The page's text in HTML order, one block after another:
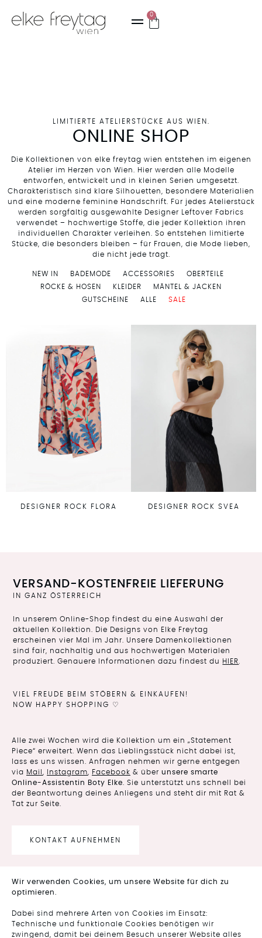
Wir verwenden Cookies, um unsere Website für dich zu
optimieren.
Dabei sind mehrere Arten von Cookies im Einsatz:
Technische und funktionale Cookies benötigen wir
zwingend, damit bei deinem Besuch unserer Website alles
0
LIMITIERTE ATELIERSTÜCKE AUS WIEN.
ONLINE SHOP
Die Kollektionen von elke freytag wien entstehen im eigenen
Atelier im Herzen von Wien. Hier werden alle Modelle
entworfen, entwickelt und in kleinen Serien umgesetzt.
Charakteristisch sind klare Silhouetten, besondere Materialien
und eine moderne feminine Handschrift. Für jedes Atelierstück
werden sorgfältig ausgewählte Designer Leftover Fabrics
verwendet – hochwertige Stoffe, die jeder Kollektion ihren
individuellen Charakter verleihen. So entstehen limitierte
Stücke, die besonders bleiben – für Frauen, die Mode lieben,
die nicht jede trägt.
NEW IN BADEMODE ACCESSORIES
OBERTEILE
RÖCKE & HOSEN
KLEIDER
MÄNTEL & JACKEN
GUTSCHEINE
ALLE SALE
DESIGNER ROCK FLORA DESIGNER ROCK SVEA
VERSAND-KOSTENFREIE LIEFERUNG
IN GANZ ÖSTERREICH
In unserem Online-Shop findest du eine Auswahl der
aktuellen Kollektion. Die Designs von Elke Freytag
erscheinen vier Mal im Jahr. Unsere Damenkollektionen
sind fair, nachhaltig und aus hochwertigen Materialen
produziert. Genauere Informationen dazu findest du HIER.
VIEL FREUDE BEIM STÖBERN & EINKAUFEN!
NOW HAPPY SHOPPING ♡
Alle zwei Wochen wird die Kollektion um ein „Statement
Piece“ erweitert. Wenn das Lieblingsstück nicht dabei ist,
lass es uns wissen. Anfragen nehmen wir gerne entgegen
via Mail Instagram Facebook & über unsere smarte
Online-Assistentin Boty Elke . Sie unterstützt uns schnell bei
der Beantwortung deines Anliegens und steht dir mit Rat &
Tat zur Seite.
KONTAKT AUFNEHMEN
FOLGE UNS AUF
INSTAGRAM